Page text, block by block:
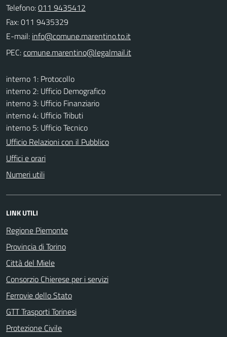
Telefono:011 9435412
Fax: 011 9435329
E-mail:
PEC:
interno 1: Protocollo
interno 2: Ufficio Demografico
interno 3: Ufficio Finanziario
interno 4: Ufficio Tributi
interno 5: Ufficio Tecnico
Ufficio Relazioni con il Pubblico
Uffici e orari
Numeri utili
LINK UTILI
Regione Piemonte
Provincia di Torino
Città del Miele
Consorzio Chierese per i servizi
Ferrovie dello Stato
GTT Trasporti Torinesi
Protezione Civile